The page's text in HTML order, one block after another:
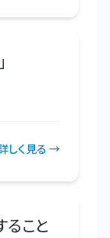
」
しく見る →
こと